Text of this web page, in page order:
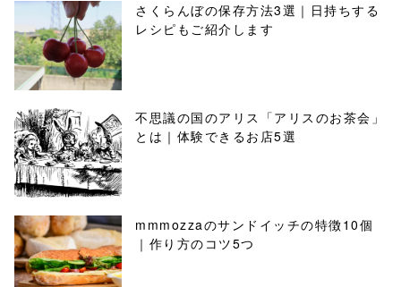
さくらんぼの保存方法3選｜日持ちする
レシピもご紹介します
不思議の国のアリス「アリスのお茶会」
とは｜体験できるお店5選
mmmozzaのサンドイッチの特徴10個
｜作り方のコツ5つ